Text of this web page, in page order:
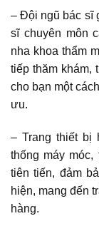
– Đội ngũ bác sĩ
sĩ chuyên môn
nha khoa thẩm
tiếp thăm khám,
cho bạn một
ưu.
– Trang thiết bị
thống máy
tiên tiến, đảm
hiện, mang đến
hàng.